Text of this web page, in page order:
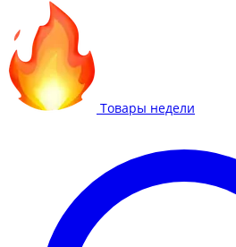
Товары недели